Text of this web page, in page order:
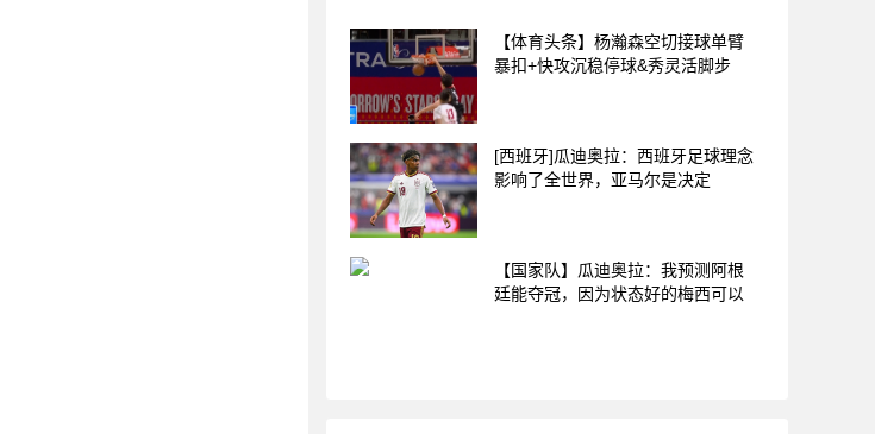
【体育头条】杨瀚森空切接球单臂
暴扣+快攻沉稳停球&秀灵活脚步
[西班牙]瓜迪奥拉：西班牙足球理念
影响了全世界，亚马尔是决定
【国家队】瓜迪奥拉：我预测阿根
廷能夺冠，因为状态好的梅西可以